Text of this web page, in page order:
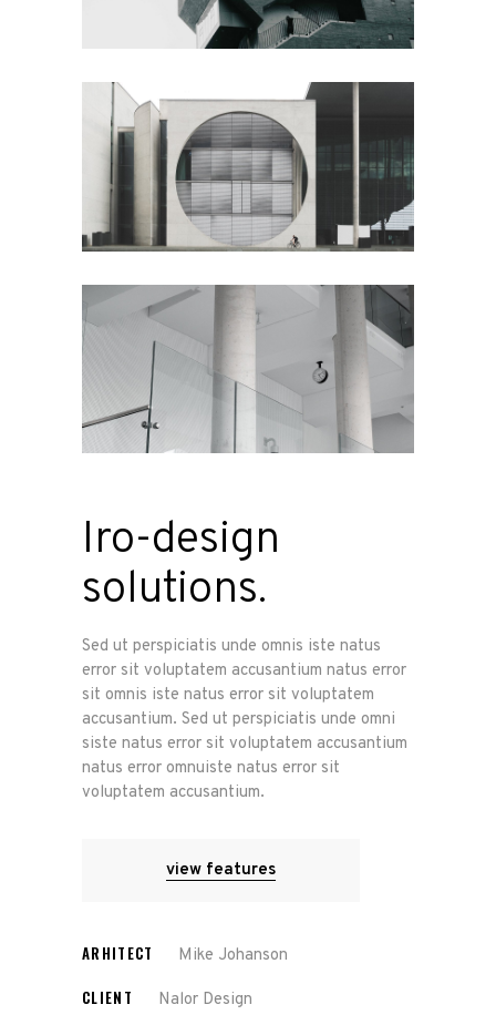
Iro-design
solutions.
Sed ut perspiciatis unde omnis iste natus
error sit voluptatem accusantium natus error
sit omnis iste natus error sit voluptatem
accusantium. Sed ut perspiciatis unde omni
siste natus error sit voluptatem accusantium
natus error omnuiste natus error sit
voluptatem accusantium.
view features
ARHITECT Mike Johanson
CLIENT Nalor Design